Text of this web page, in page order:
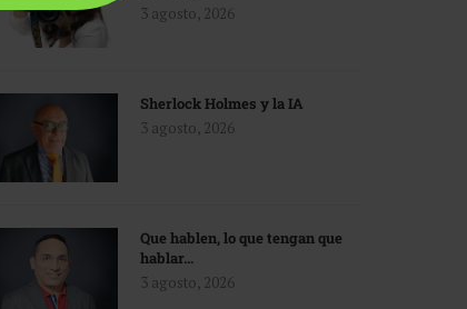
3 agosto, 2026
Sherlock Holmes y la IA
3 agosto, 2026
Que hablen, lo que tengan que
hablar…
3 agosto, 2026